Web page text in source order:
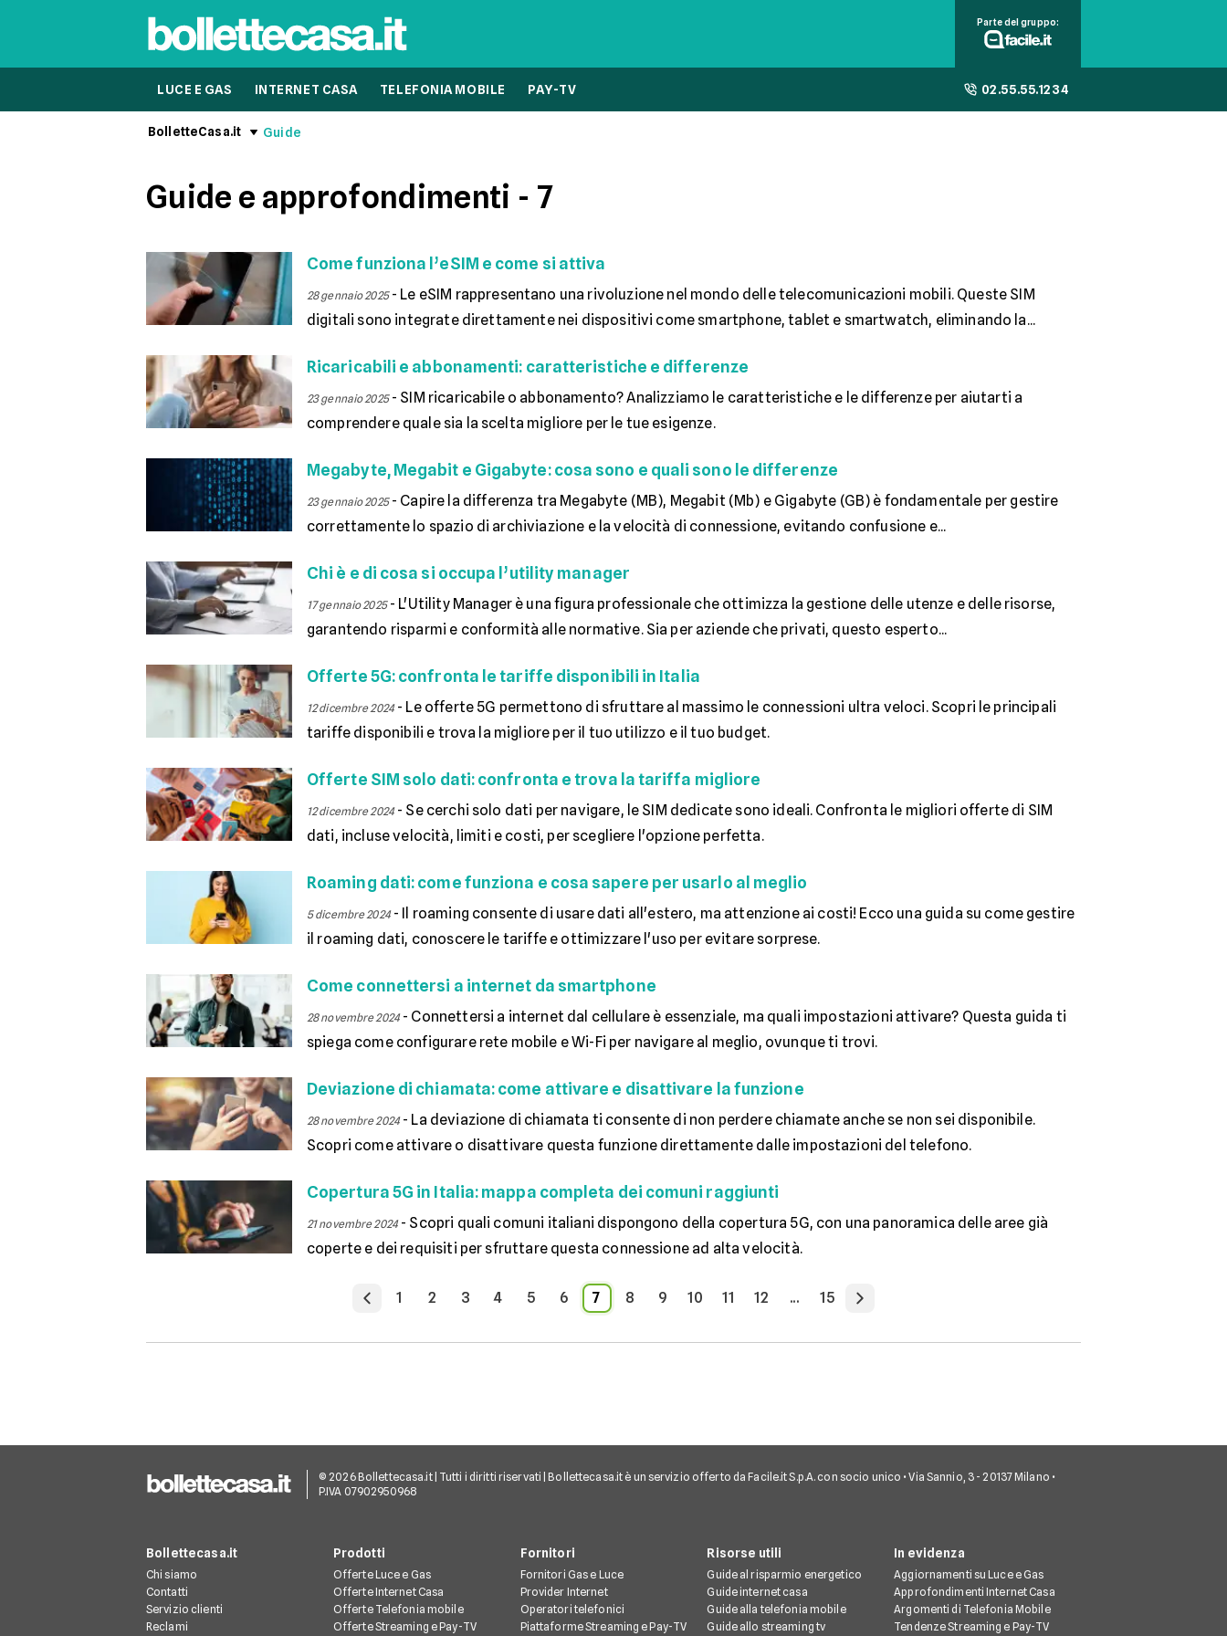
LUCE E GAS INTERNET CASA TELEFONIA MOBILE PAY-TV 02.55.55.1234
Parte del gruppo:
BolletteCasa.it Guide
Guide e approfondimenti - 7
Come funziona l’eSIM e come si attiva
28 gennaio 2025- Le eSIM rappresentano una rivoluzione nel mondo delle telecomunicazioni mobili. Queste SIM
digitali sono integrate direttamente nei dispositivi come smartphone, tablet e smartwatch, eliminando la...
Ricaricabili e abbonamenti: caratteristiche e differenze
23 gennaio 2025- SIM ricaricabile o abbonamento? Analizziamo le caratteristiche e le differenze per aiutarti a
comprendere quale sia la scelta migliore per le tue esigenze.
Megabyte, Megabit e Gigabyte: cosa sono e quali sono le differenze
23 gennaio 2025- Capire la differenza tra Megabyte (MB), Megabit (Mb) e Gigabyte (GB) è fondamentale per gestire
correttamente lo spazio di archiviazione e la velocità di connessione, evitando confusione e...
Chi è e di cosa si occupa l’utility manager
17 gennaio 2025- L'Utility Manager è una figura professionale che ottimizza la gestione delle utenze e delle risorse,
garantendo risparmi e conformità alle normative. Sia per aziende che privati, questo esperto...
Offerte 5G: confronta le tariffe disponibili in Italia
12 dicembre 2024- Le offerte 5G permettono di sfruttare al massimo le connessioni ultra veloci. Scopri le principali
tariffe disponibili e trova la migliore per il tuo utilizzo e il tuo budget.
Offerte SIM solo dati: confronta e trova la tariffa migliore
12 dicembre 2024- Se cerchi solo dati per navigare, le SIM dedicate sono ideali. Confronta le migliori offerte di SIM
dati, incluse velocità, limiti e costi, per scegliere l'opzione perfetta.
Roaming dati: come funziona e cosa sapere per usarlo al meglio
5 dicembre 2024- Il roaming consente di usare dati all'estero, ma attenzione ai costi! Ecco una guida su come gestire
il roaming dati, conoscere le tariffe e ottimizzare l'uso per evitare sorprese.
Come connettersi a internet da smartphone
28 novembre 2024- Connettersi a internet dal cellulare è essenziale, ma quali impostazioni attivare? Questa guida ti
spiega come configurare rete mobile e Wi-Fi per navigare al meglio, ovunque ti trovi.
Deviazione di chiamata: come attivare e disattivare la funzione
28 novembre 2024- La deviazione di chiamata ti consente di non perdere chiamate anche se non sei disponibile.
Scopri come attivare o disattivare questa funzione direttamente dalle impostazioni del telefono.
Copertura 5G in Italia: mappa completa dei comuni raggiunti
21 novembre 2024- Scopri quali comuni italiani dispongono della copertura 5G, con una panoramica delle aree già
coperte e dei requisiti per sfruttare questa connessione ad alta velocità.
1 2 3 4 5 6 7 8 9 10 11 12 ... 15
© 2026 Bollettecasa.it | Tutti i diritti riservati | Bollettecasa.it è un servizio offerto da Facile.it S.p.A. con socio unico • Via Sannio, 3 - 20137 Milano •
P.IVA 07902950968
Bollettecasa.it
Chi siamo
Contatti
Servizio clienti
Reclami
Prodotti
Offerte Luce e Gas
Offerte Internet Casa
Offerte Telefonia mobile
Offerte Streaming e Pay-TV
Fornitori
Fornitori Gas e Luce
Provider Internet
Operatori telefonici
Piattaforme Streaming e Pay-TV
Risorse utili
Guide al risparmio energetico
Guide internet casa
Guide alla telefonia mobile
Guide allo streaming tv
In evidenza
Aggiornamenti su Luce e Gas
Approfondimenti Internet Casa
Argomenti di Telefonia Mobile
Tendenze Streaming e Pay-TV